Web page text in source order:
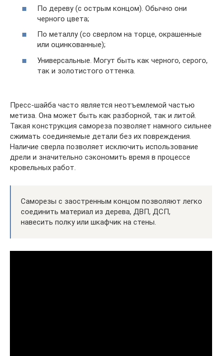
По дереву (с острым концом). Обычно они
черного цвета;
По металлу (со сверлом на торце, окрашенные
или оцинкованные);
Универсальные. Могут быть как черного, серого,
так и золотистого оттенка.
Пресс-шайба часто является неотъемлемой частью
метиза. Она может быть как разборной, так и литой.
Такая конструкция самореза позволяет намного сильнее
сжимать соединяемые детали без их повреждения.
Наличие сверла позволяет исключить использование
дрели и значительно сэкономить время в процессе
кровельных работ.
Саморезы с заостренным концом позволяют легко
соединить материал из дерева, ДВП, ДСП,
навесить полку или шкафчик на стены.